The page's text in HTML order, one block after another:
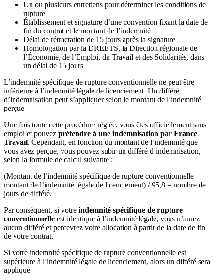
Un ou plusieurs entretiens pour déterminer les conditions de
rupture
Établissement et signature d’une convention fixant la date de
fin du contrat et le montant de l’indemnité
Délai de rétractation de 15 jours après la signature
Homologation par la DREETS, la Direction régionale de
l’Économie, de l’Emploi, du Travail et des Solidarités, dans
un délai de 15 jours
L’indemnité spécifique de rupture conventionnelle ne peut être
inférieure à l’indemnité légale de licenciement. Un différé
d’indemnisation peut s’appliquer selon le montant de l’indemnité
perçue
Une fois toute cette procédure réglée, vous êtes officiellement sans
emploi et pouvez prétendre à une indemnisation par France
Travail. Cependant, en fonction du montant de l’indemnité que
vous avez perçue, vous pouvez subir un différé d’indemnisation,
selon la formule de calcul suivante :
(Montant de l’indemnité spécifique de rupture conventionnelle –
montant de l’indemnité légale de licenciement) / 95,8 = nombre de
jours de différé.
Par conséquent, si votre indemnité spécifique de rupture
conventionnelle est identique à l’indemnité légale, vous n’aurez
aucun différé et percevrez votre allocation à partir de la date de fin
de votre contrat.
Si votre indemnité spécifique de rupture conventionnelle est
supérieure à l’indemnité légale de licenciement, alors un différé sera
appliqué.